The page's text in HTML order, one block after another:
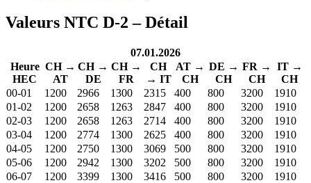
Valeurs NTC D-2 – Détail
07.01.2026
Heure
HEC
CH →
AT
CH →
DE
CH →
FR
CH
→ IT
AT →
CH
DE →
CH
FR →
CH
IT →
CH
00-01
1200 2966 1300 2315 400 800 3200
1910
01-02
1200 2658 1263 2847 400 800 3200
1910
02-03
1200 2658 1263 2714 400 800 3200
1910
03-04
1200 2774 1300 2625 400 800 3200
1910
04-05
1200 2750 1300 3069 500 800 3200
1910
05-06
1200 2942 1300 3202 500 800 3200
1910
06-07
1200 3399 1300 3416 500 800 3200
1910